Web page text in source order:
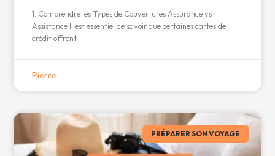
1. Comprendre les Types de Couvertures Assurance vs
Assistance Il est essentiel de savoir que certaines cartes de
crédit offrent
Pierre
PRÉPARER SON VOYAGE